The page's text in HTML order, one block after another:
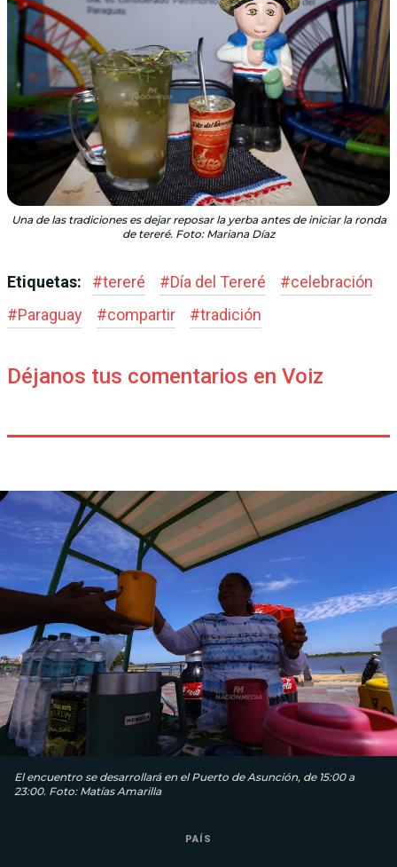
Una de las tradiciones es dejar reposar la yerba antes de iniciar la ronda
de tereré. Foto: Mariana Díaz
Etiquetas: #tereré #Día del Tereré #celebración
#Paraguay #compartir #tradición
Déjanos tus comentarios en Voiz
El encuentro se desarrollará en el Puerto de Asunción, de 15:00 a
23:00. Foto: Matías Amarilla
PAÍS